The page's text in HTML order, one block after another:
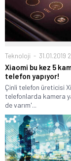
Teknoloji 31.01.2019
Xiaomi bu kez 5
telefon yapıyor!
Çinli telefon üreticisi
telefonlarda kamera
de varım'...